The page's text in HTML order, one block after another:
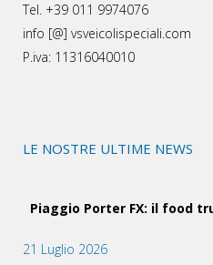
Tel. +39 011 9974076
info [@] vsveicolispeciali.com
P.iva: 11316040010
LE NOSTRE ULTIME NEWS
Piaggio Porter FX: il food
21 Luglio 2026